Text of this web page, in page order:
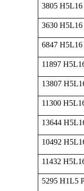
3805 H5L16
3630 H5L16
6847 H5L16
11897
13807
11300
13644
10492
11432
5295 H1L5